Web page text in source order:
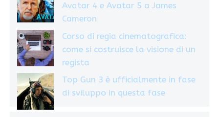
Avatar 4 e Avatar 5 a James
Cameron
Corso di regia cinematografica:
come si costruisce la visione di un
regista
Top Gun 3 è ufficialmente in fase
di sviluppo in questa fase